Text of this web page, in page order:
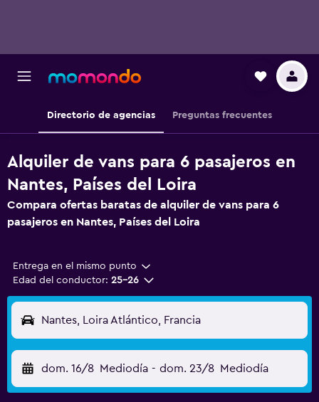
Directorio de agencias Preguntas frecuentes
Alquiler de vans para 6 pasajeros en
Nantes, Países del Loira
Compara ofertas baratas de alquiler de vans para 6
pasajeros en Nantes, Países del Loira
Entrega en el mismo punto
Edad del conductor: 25-26
Nantes, Loira Atlántico, Francia
dom. 16/8 Mediodía - dom. 23/8 Mediodía